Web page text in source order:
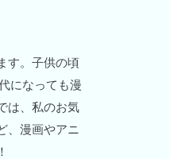
す。子供の頃
になっても漫
は、私のお気
、漫画やアニ